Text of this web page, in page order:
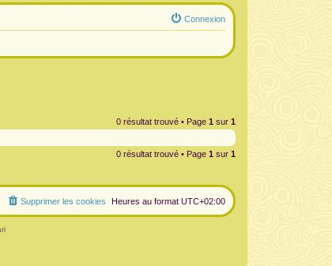
Connexion
0 résultat trouvé • Page 1 sur 1
0 résultat trouvé • Page 1 sur 1
Heures au format UTC+02:00
Supprimer les cookies